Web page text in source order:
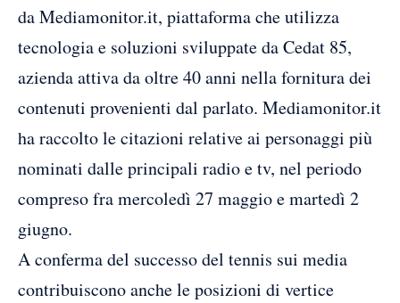
da Mediamonitor.it, piattaforma che utilizza
tecnologia e soluzioni sviluppate da Cedat 85,
azienda attiva da oltre 40 anni nella fornitura dei
contenuti provenienti dal parlato. Mediamonitor.it
ha raccolto le citazioni relative ai personaggi più
nominati dalle principali radio e tv, nel periodo
compreso fra mercoledì 27 maggio e martedì 2
giugno.
A conferma del successo del tennis sui media
contribuiscono anche le posizioni di vertice